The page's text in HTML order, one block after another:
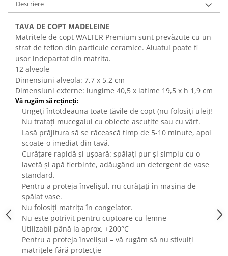
Dispozitive Cofetarie,
Patiserie,Pizza
Mixere planetare
Aparate copt tarte
Aparate si Matrite/Chitare
Caramelizator
Masina de Injectat Crema
Palnie/Utilaje Dozare
Pulverizatoare
Utilaje pentru Intins Aluat/fondant
Matrice Patiserie
Forme Briose
Forme Metal
Forme Silicon
Ustensile Decorare
Accesorii Posuri
Duiuri, Sprituri Decorare
Posuri Decorare
Seturi Decorare
Descriere
TAVA DE COPT MADELEINE
Matritele de copt WALTER Premium sunt prevăzute cu un
strat de teflon din particule ceramice. Aluatul poate fi
usor indepartat din matrita.
12 alveole
Dimensiuni alveola: 7,7 x 5,2 cm
Dimensiuni externe: lungime 40,5 x latime 19,5 x h 1,9 cm
Vă rugăm să rețineți:
Ungeți întotdeauna toate tăvile de copt (nu folosiți ulei)!
Nu tratați mucegaiul cu obiecte ascuțite sau cu vârf.
Lasă prăjitura să se răcească timp de 5-10 minute, apoi
scoate-o imediat din tavă.
Curățare rapidă și ușoară: spălați pur și simplu cu o
lavetă și apă fierbinte, adăugând un detergent de vase
standard.
Pentru a proteja învelișul, nu curățați în mașina de
spălat vase.
Nu folosiți matrița în congelator.
Nu este potrivit pentru cuptoare cu lemne
Utilizabil până la aprox. +200°C
Pentru a proteja învelișul – vă rugăm să nu stivuiți
matrițele fără protecție